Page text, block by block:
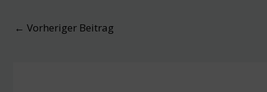
Post
← Vorheriger Beitrag